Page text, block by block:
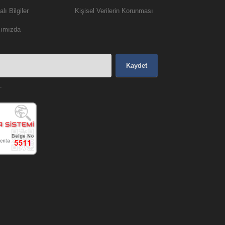
Bilgiler Kişisel Verilerin Korunması
Kaydet